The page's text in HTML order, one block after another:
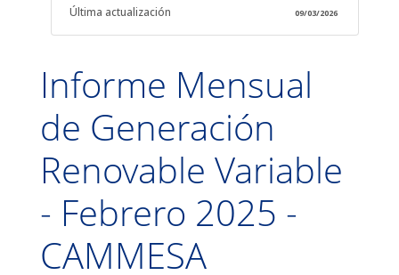
Última actualización 09/03/2026
Informe Mensual
de Generación
Renovable Variable
- Febrero 2025 -
CAMMESA